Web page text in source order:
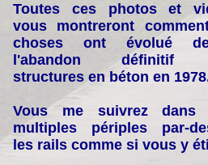
Toutes ces photos et
vous montreront
choses ont évolué
l'abandon définitif
structures en béton en
Vous me suivrez dans
multiples périples par-
les rails comme si vous y